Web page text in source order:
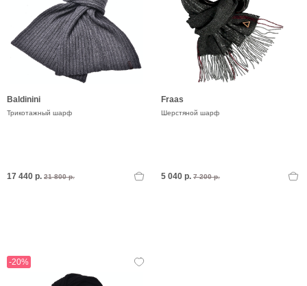
Baldinini
Трикотажный шарф
17 440 р. 21 800 р.
Fraas
Шерстяной шарф
5 040 р. 7 200 р.
-20%